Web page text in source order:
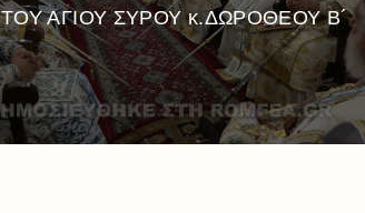
ΤΟΥ ΑΓΙΟΥ ΣΥΡΟΥ κ.ΔΩΡΟΘΕΟΥ Β´